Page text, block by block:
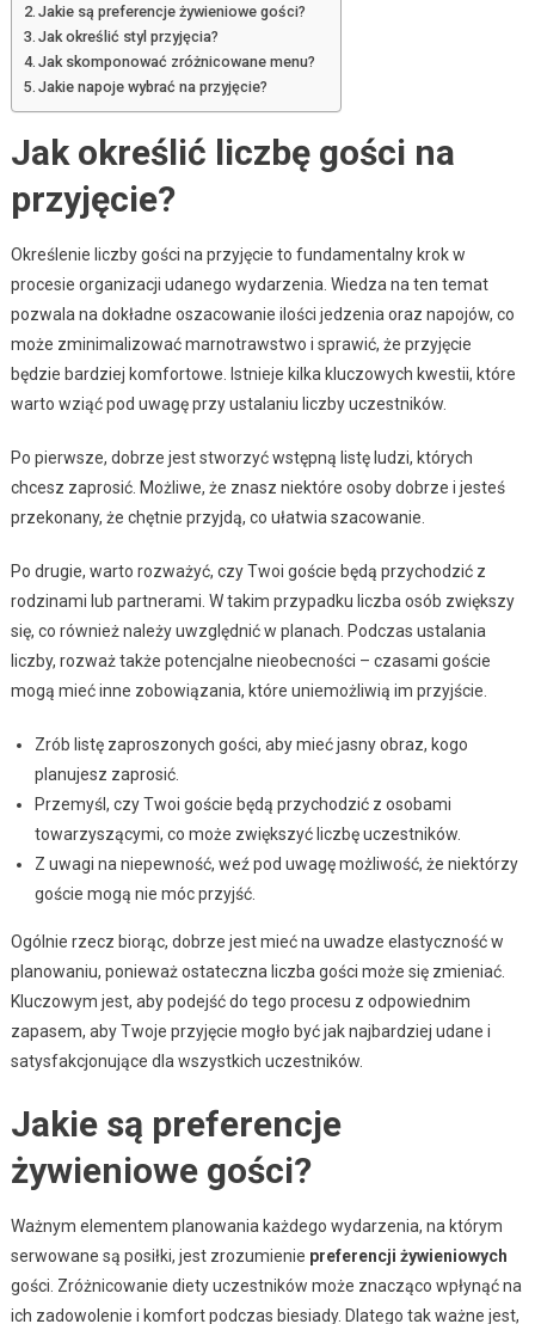
Jakie są preferencje żywieniowe gości?
Jak określić styl przyjęcia?
Jak skomponować zróżnicowane menu?
Jakie napoje wybrać na przyjęcie?
Jak określić liczbę gości na
przyjęcie?
Określenie liczby gości na przyjęcie to fundamentalny krok w
procesie organizacji udanego wydarzenia. Wiedza na ten temat
pozwala na dokładne oszacowanie ilości jedzenia oraz napojów, co
może zminimalizować marnotrawstwo i sprawić, że przyjęcie
będzie bardziej komfortowe. Istnieje kilka kluczowych kwestii, które
warto wziąć pod uwagę przy ustalaniu liczby uczestników.
Po pierwsze, dobrze jest stworzyć wstępną listę ludzi, których
chcesz zaprosić. Możliwe, że znasz niektóre osoby dobrze i jesteś
przekonany, że chętnie przyjdą, co ułatwia szacowanie.
Po drugie, warto rozważyć, czy Twoi goście będą przychodzić z
rodzinami lub partnerami. W takim przypadku liczba osób zwiększy
się, co również należy uwzględnić w planach. Podczas ustalania
liczby, rozważ także potencjalne nieobecności – czasami goście
mogą mieć inne zobowiązania, które uniemożliwią im przyjście.
Zrób listę zaproszonych gości, aby mieć jasny obraz, kogo
planujesz zaprosić.
Przemyśl, czy Twoi goście będą przychodzić z osobami
towarzyszącymi, co może zwiększyć liczbę uczestników.
Z uwagi na niepewność, weź pod uwagę możliwość, że niektórzy
goście mogą nie móc przyjść.
Ogólnie rzecz biorąc, dobrze jest mieć na uwadze elastyczność w
planowaniu, ponieważ ostateczna liczba gości może się zmieniać.
Kluczowym jest, aby podejść do tego procesu z odpowiednim
zapasem, aby Twoje przyjęcie mogło być jak najbardziej udane i
satysfakcjonujące dla wszystkich uczestników.
Jakie są preferencje
żywieniowe gości?
Ważnym elementem planowania każdego wydarzenia, na którym
serwowane są posiłki, jest zrozumienie preferencji żywieniowych
gości. Zróżnicowanie diety uczestników może znacząco wpłynąć na
ich zadowolenie i komfort podczas biesiady. Dlatego tak ważne jest,